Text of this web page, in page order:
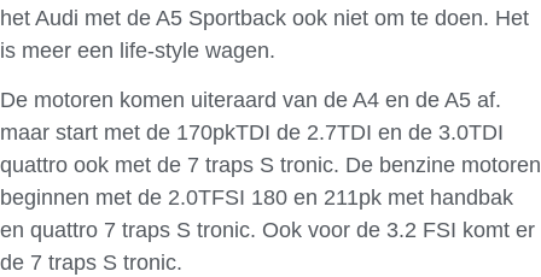
het Audi met de A5 Sportback ook niet om te doen. Het
is meer een life-style wagen.
De motoren komen uiteraard van de A4 en de A5 af.
maar start met de 170pkTDI de 2.7TDI en de 3.0TDI
quattro ook met de 7 traps S tronic. De benzine motoren
beginnen met de 2.0TFSI 180 en 211pk met handbak
en quattro 7 traps S tronic. Ook voor de 3.2 FSI komt er
de 7 traps S tronic.